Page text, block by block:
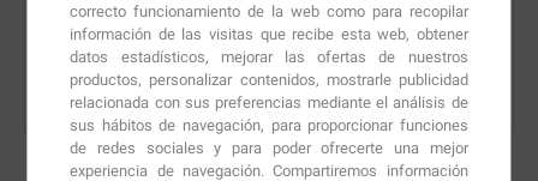
correcto funcionamiento de la web como para recopilar
información de las visitas que recibe esta web, obtener
datos estadísticos, mejorar las ofertas de nuestros
productos, personalizar contenidos, mostrarle publicidad
relacionada con sus preferencias mediante el análisis de
sus hábitos de navegación, para proporcionar funciones
de redes sociales y para poder ofrecerte una mejor
experiencia de navegación. Compartiremos información